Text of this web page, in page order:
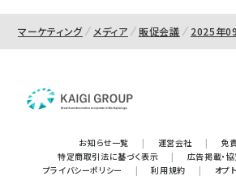
マーケティング メディア 販促会議 2025年
お知らせ一覧 | 運営会社 | 免
特定商取引法に基づく表示
| 広告掲載・
プライバシーポリシー
| 利用規約 | オプ